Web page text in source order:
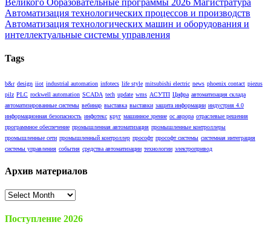
Tags
b&r design iiot industrial automation infotecs life style mitsubishi electric news phoenix contact piezus
pilz PLC rockwell automation SCADA tech update wms АСУТП Цифра автоматизация склада
автоматизированные системы вебинар выставка выставки защита информации индустрия 4.0
информационная безопасность инфотекс круг машинное зрение ос аврора отраслевые решения
программное обеспечение промышленная автоматизация промышленные контроллеры
промышленные сети промышленный контроллер прософт прософт системы системная интеграция
системы управления события средства автоматизации технологии электропривод
Архив материалов
Архив
Поступление 2026